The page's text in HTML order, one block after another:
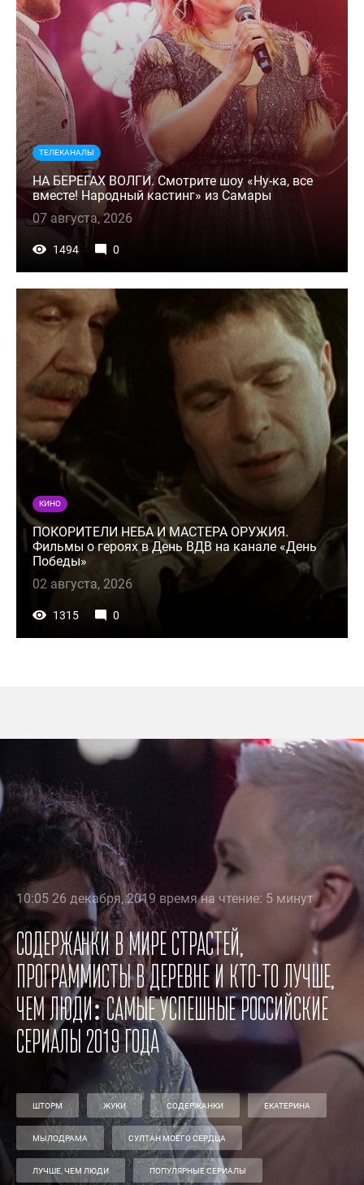
ТЕЛЕКАНАЛЫ
НА БЕРЕГАХ ВОЛГИ. Смотрите шоу «Ну-ка, все
вместе! Народный кастинг» из Самары
07 августа, 2026
1494 0
КИНО
ПОКОРИТЕЛИ НЕБА И МАСТЕРА ОРУЖИЯ.
Фильмы о героях в День ВДВ на канале «День
Победы»
02 августа, 2026
1315 0
10:05 26 декабря, 2019 время на чтение: 5 минут
Содержанки в мире страстей,
программисты в деревне и кто-то лучше,
чем люди: самые успешные российские
сериалы 2019 года
ШТОРМ ЖУКИ СОДЕРЖАНКИ ЕКАТЕРИНА
МЫЛОДРАМА СУЛТАН МОЕГО СЕРДЦА
ЛУЧШЕ, ЧЕМ ЛЮДИ ПОПУЛЯРНЫЕ СЕРИАЛЫ